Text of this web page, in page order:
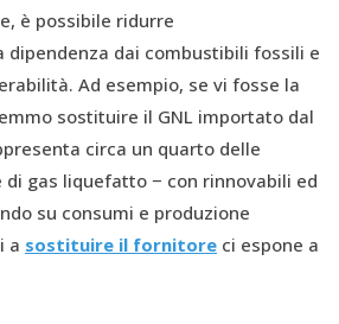
è possibile ridurre
dipendenza dai combustibili fossili e
Ad esempio, se vi fosse la
sostituire il GNL importato dal
circa un quarto delle
gas liquefatto − con rinnovabili ed
su consumi e produzione
a sostituire il fornitore ci espone a